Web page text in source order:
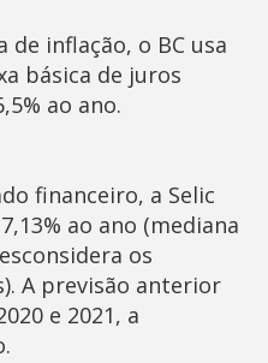
de inflação, o BC usa
básica de juros
ao ano.
financeiro, a Selic
ao ano (mediana
os
A previsão anterior
e 2021, a